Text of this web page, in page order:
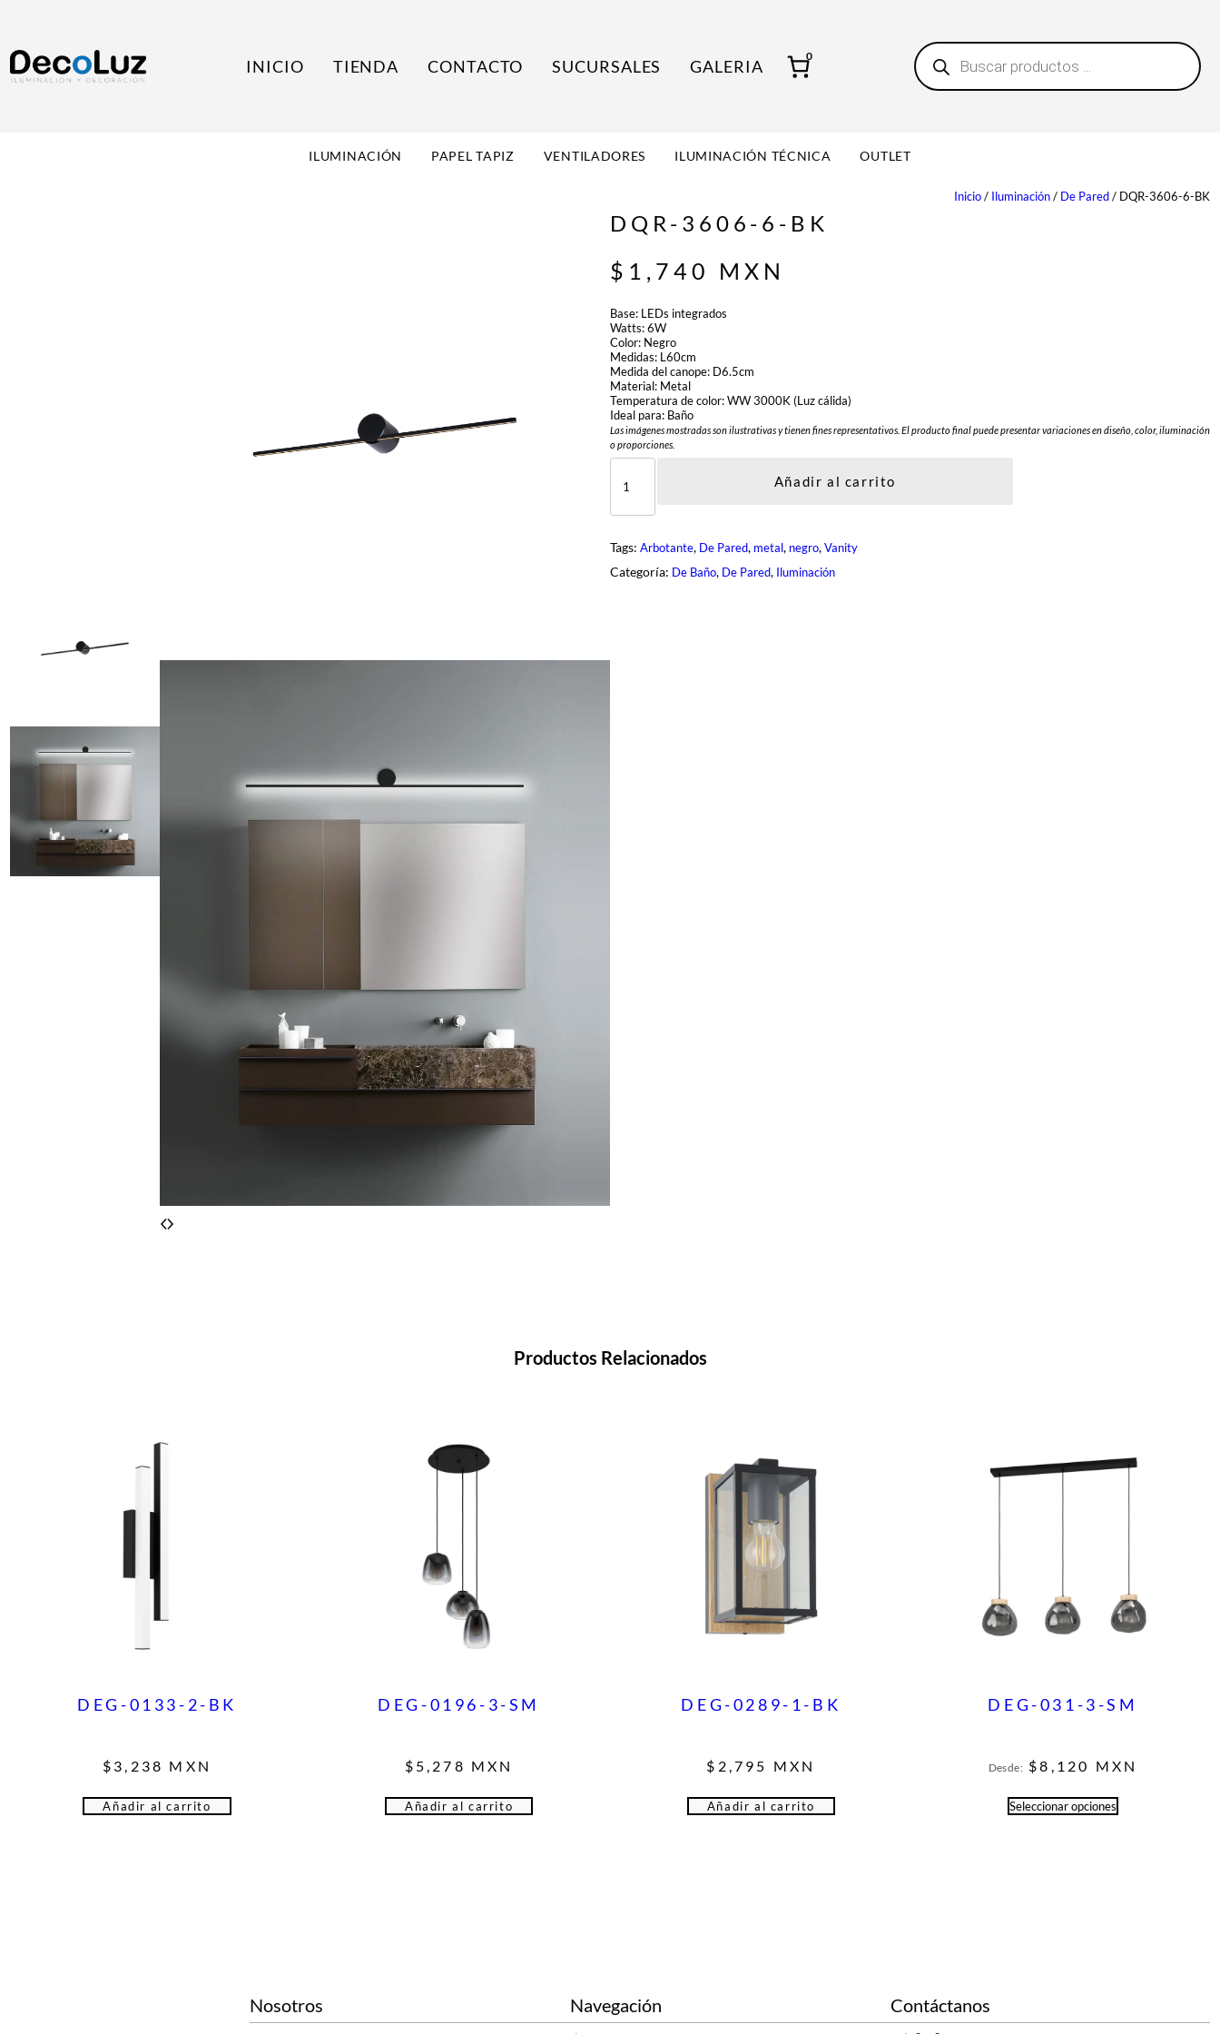
INICIO TIENDA CONTACTO SUCURSALES GALERIA
0
B
ú
s
ILUMINACIÓN PAPEL TAPIZ VENTILADORES ILUMINACIÓN TÉCNICA OUTLET
Inicio/ Iluminación/ De Pared/ DQR-3606-6-BK
DQR-3606-6-BK
$ 1,740 MXN
Base: LEDs integrados
Watts: 6W
Color: Negro
Medidas: L60cm
Medida del canope: D6.5cm
Material: Metal
Temperatura de color: WW 3000K (Luz cálida)
Ideal para: Baño
Las imágenes mostradas son ilustrativas y tienen fines representativos. El producto final puede presentar variaciones en diseño, color, iluminación
o proporciones.
D
0
6
-
Añadir al carrito
Tags: Arbotante, De Pared, metal, negro, Vanity
Categoría: De Baño, De Pared, Iluminación
Productos Relacionados
DEG-0133-2-BK
$ 3,238 MXN
Añadir al carrito
DEG-0196-3-SM
$ 5,278 MXN
Añadir al carrito
DEG-0289-1-BK
$ 2,795 MXN
Añadir al carrito
DEG-031-3-SM
Desde: $8,120 MXN
Seleccionar opciones
Nosotros Navegación Contáctanos